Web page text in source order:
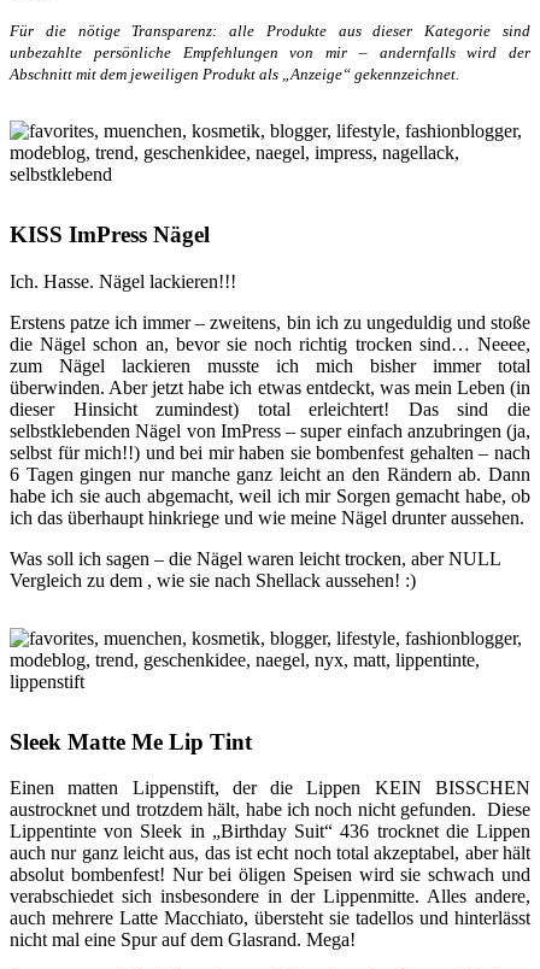
Für die nötige Transparenz: alle Produkte aus dieser Kategorie sind
unbezahlte persönliche Empfehlungen von mir – andernfalls wird der
Abschnitt mit dem jeweiligen Produkt als „Anzeige“ gekennzeichnet.
KISS ImPress Nägel
Ich. Hasse. Nägel lackieren!!!
Erstens patze ich immer – zweitens, bin ich zu ungeduldig und stoße
die Nägel schon an, bevor sie noch richtig trocken sind… Neeee,
zum Nägel lackieren musste ich mich bisher immer total
überwinden. Aber jetzt habe ich etwas entdeckt, was mein Leben (in
dieser Hinsicht zumindest) total erleichtert! Das sind die
selbstklebenden Nägel von ImPress – super einfach anzubringen (ja,
selbst für mich!!) und bei mir haben sie bombenfest gehalten – nach
6 Tagen gingen nur manche ganz leicht an den Rändern ab. Dann
habe ich sie auch abgemacht, weil ich mir Sorgen gemacht habe, ob
ich das überhaupt hinkriege und wie meine Nägel drunter aussehen.
Was soll ich sagen – die Nägel waren leicht trocken, aber NULL
Vergleich zu dem , wie sie nach Shellack aussehen! :)
Sleek Matte Me Lip Tint
Einen matten Lippenstift, der die Lippen KEIN BISSCHEN
austrocknet und trotzdem hält, habe ich noch nicht gefunden. Diese
Lippentinte von Sleek in „Birthday Suit“ 436 trocknet die Lippen
auch nur ganz leicht aus, das ist echt noch total akzeptabel, aber hält
absolut bombenfest! Nur bei öligen Speisen wird sie schwach und
verabschiedet sich insbesondere in der Lippenmitte. Alles andere,
auch mehrere Latte Macchiato, übersteht sie tadellos und hinterlässt
nicht mal eine Spur auf dem Glasrand. Mega!